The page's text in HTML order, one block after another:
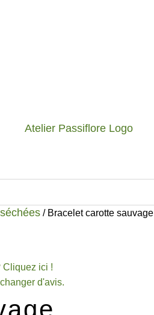
/ Bracelet carotte sauvage
Cliquez ici !
d'avis.